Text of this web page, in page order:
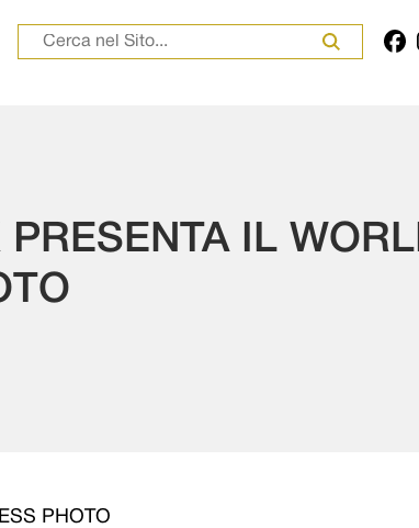
Ricerca per:
PRESENTA IL
PHOTO